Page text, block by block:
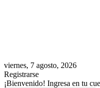
viernes, 7 agosto, 2026
Registrarse
¡Bienvenido! Ingresa en tu